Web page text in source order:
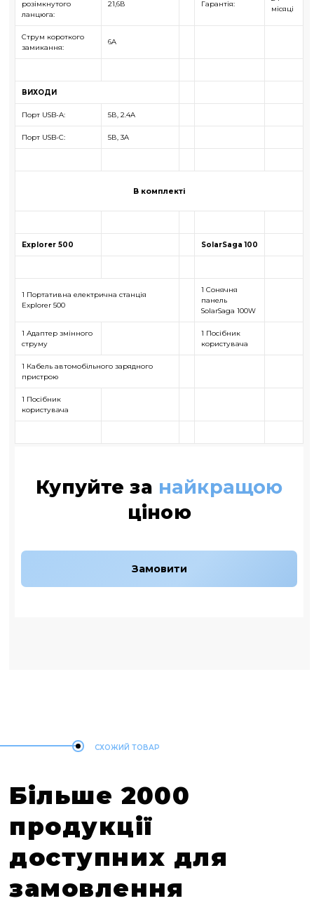
розімкнутого
ланцюга:
21,6В Гарантія:
місяці
Струм короткого
замикання:
6A
ВИХОДИ
Порт USB-A: 5В, 2.4A
Порт USB-C: 5В, 3A
В комплекті
Explorer 500 SolarSaga 100
1 Портативна електрична станція
Explorer 500
1 Сонячня
панель
SolarSaga 100W
1 Адаптер змінного
струму
1 Посібник
користувача
1 Кабель автомобільного зарядного
пристрою
1 Посібник
користувача
Купуйте за найкращою
ціною
Замовити
СХОЖИЙ ТОВАР
Більше 2000
продукції
доступних для
замовлення